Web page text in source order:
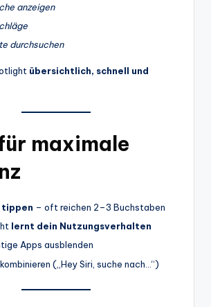
anzeigen
durchsuchen
übersichtlich, schnell und
maximale
tippen – oft reichen 2–3 Buchstaben
lernt dein Nutzungsverhalten
Apps ausblenden
(„Hey Siri, suche nach…“)